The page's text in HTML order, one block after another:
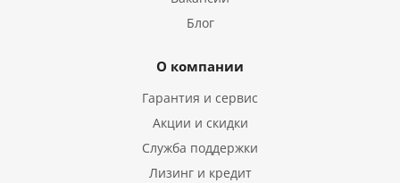
Блог
О компании
Гарантия и сервис
Акции и скидки
Служба поддержки
Лизинг и кредит